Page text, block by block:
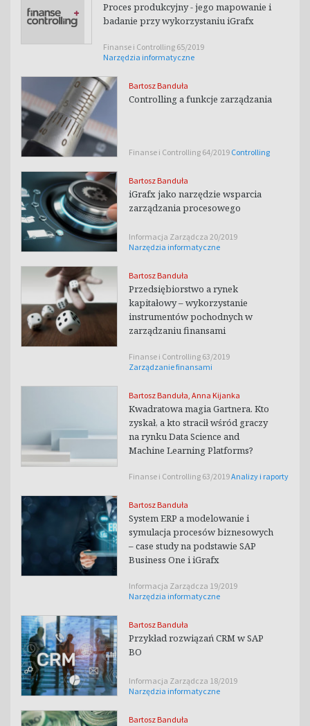
Proces produkcyjny - jego mapowanie i
badanie przy wykorzystaniu iGrafx
Finanse i Controlling 65/2019
Narzędzia informatyczne
Bartosz Banduła
Controlling a funkcje zarządzania
Finanse i Controlling 64/2019 Controlling
Bartosz Banduła
iGrafx jako narzędzie wsparcia
zarządzania procesowego
Informacja Zarządcza 20/2019
Narzędzia informatyczne
Bartosz Banduła
Przedsiębiorstwo a rynek
kapitałowy – wykorzystanie
instrumentów pochodnych w
zarządzaniu finansami
Finanse i Controlling 63/2019
Zarządzanie finansami
Bartosz Banduła, Anna Kijanka
Kwadratowa magia Gartnera. Kto
zyskał, a kto stracił wśród graczy
na rynku Data Science and
Machine Learning Platforms?
Finanse i Controlling 63/2019Analizy i raporty
Bartosz Banduła
System ERP a modelowanie i
symulacja procesów biznesowych
– case study na podstawie SAP
Business One i iGrafx
Informacja Zarządcza 19/2019
Narzędzia informatyczne
Bartosz Banduła
Przykład rozwiązań CRM w SAP
BO
Informacja Zarządcza 18/2019
Narzędzia informatyczne
Bartosz Banduła